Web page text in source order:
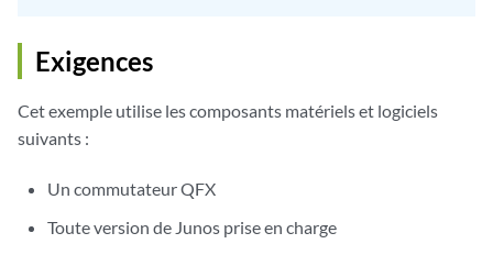
Exigences
Cet exemple utilise les composants matériels et logiciels
suivants :
Un commutateur QFX
Toute version de Junos prise en charge